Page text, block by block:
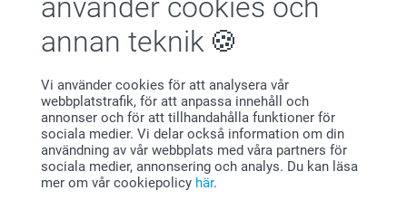
annan teknik
Vi använder cookies för att analysera vår
webbplatstrafik, för att anpassa innehåll och
annonser och för att tillhandahålla funktioner för
sociala medier. Vi delar också information om din
användning av vår webbplats med våra partners för
sociala medier, annonsering och analys. Du kan läsa
mer om vår cookiepolicy här.
Ann-Kristin Karlsson,
Produkterna var som jag förväntade mig👍
Relaterade produkter
Badcape baby
289,00
Personlig badponcho till
barn